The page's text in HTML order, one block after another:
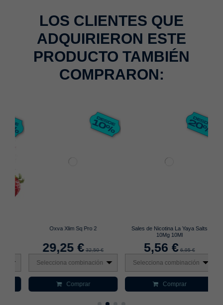
LOS CLIENTES QUE
ADQUIRIERON ESTE
PRODUCTO TAMBIÉN
COMPRARON:
Oxva Xlim Sq Pro 2
29,25 € 32,50 €
Selecciona combinación
Comprar
Sales de Nicotina La Yaya Salts
10Mg 10Ml
5,56 € 6,95 €
Selecciona combinación
Comprar